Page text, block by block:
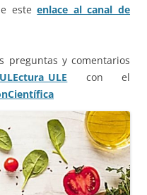
esteenlace al canal de
y comentarios
con el